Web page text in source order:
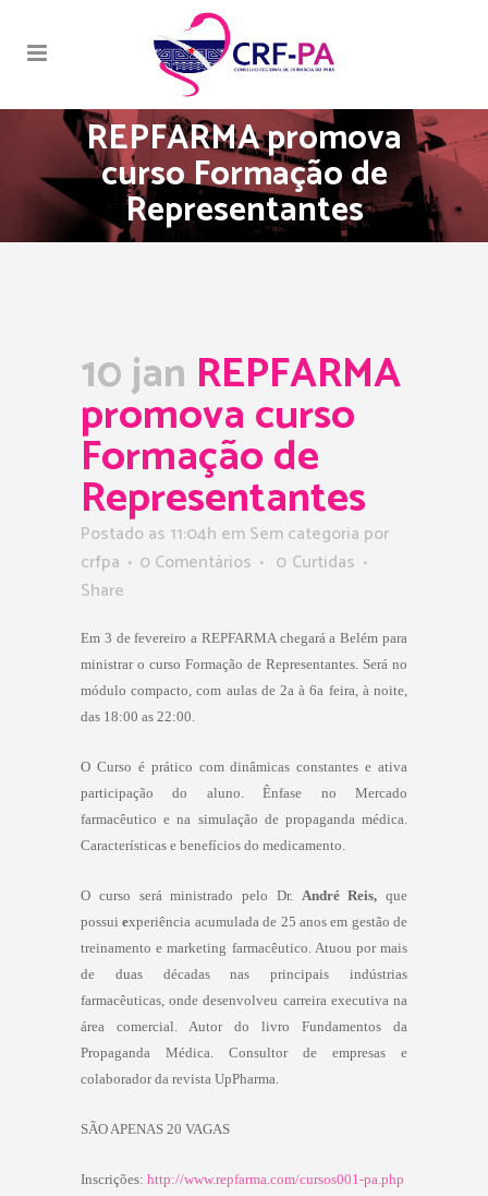
REPFARMA promova
curso Formação de
Representantes
10 jan REPFARMA
promova curso
Formação de
Representantes
Postado as 11:04h em Sem categoria por
crfpa
0 Comentários 0 Curtidas
Share
Em 3 de fevereiro a REPFARMA chegará a Belém para
ministrar o curso Formação de Representantes. Será no
módulo compacto, com aulas de 2a à 6a feira, à noite,
das 18:00 as 22:00.
O Curso é prático com dinâmicas constantes e ativa
participação do aluno. Ênfase no Mercado
farmacêutico e na simulação de propaganda médica.
Características e benefícios do medicamento.
O curso será ministrado pelo Dr. André Reis, que
possuiexperiência acumulada de 25 anos em gestão de
treinamento e marketing farmacêutico. Atuou por mais
de duas décadas nas principais indústrias
farmacêuticas, onde desenvolveu carreira executiva na
área comercial. Autor do livro Fundamentos da
Propaganda Médica. Consultor de empresas e
colaborador da revista UpPharma.
SÃO APENAS 20 VAGAS
Inscrições: http://www.repfarma.com/cursos001-pa.php